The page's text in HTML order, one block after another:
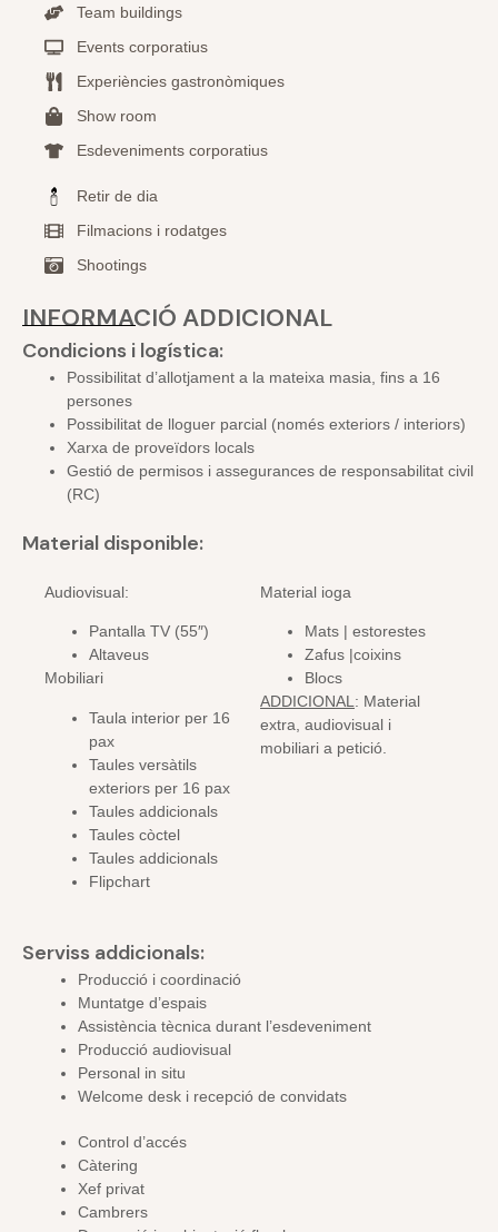
Team buildings
Events corporatius
Experiències gastronòmiques
Show room
Esdeveniments corporatius
Retir de dia
Filmacions i rodatges
Shootings
INFORMACIÓ ADDICIONAL
Condicions i logística:
Possibilitat d’allotjament a la mateixa masia, fins a 16
persones
Possibilitat de lloguer parcial (només exteriors / interiors)
Xarxa de proveïdors locals
Gestió de permisos i assegurances de responsabilitat civil
(RC)
Material disponible:
Audiovisual:
Pantalla TV (55″)
Altaveus
Mobiliari
Taula interior per 16
pax
Taules versàtils
exteriors per 16 pax
Taules addicionals
Taules còctel
Taules addicionals
Flipchart
Material ioga
Mats | estorestes
Zafus |coixins
Blocs
ADDICIONAL: Material
extra, audiovisual i
mobiliari a petició.
Serviss addicionals:
Producció i coordinació
Muntatge d’espais
Assistència tècnica durant l’esdeveniment
Producció audiovisual
Personal in situ
Welcome desk i recepció de convidats
Control d’accés
Càtering
Xef privat
Cambrers